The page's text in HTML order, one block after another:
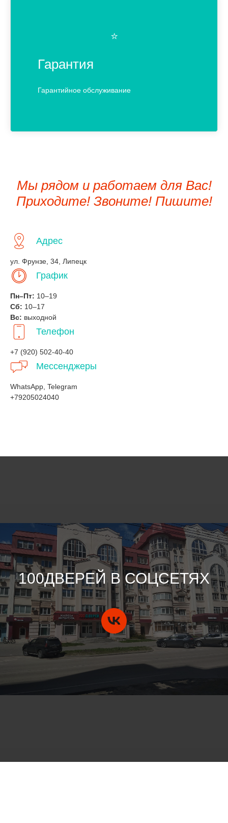
⭐️
Гарантия
Гарантийное обслуживание
Мы рядом и работаем для Вас!
Приходите! Звоните! Пишите!
Адрес
ул. Фрунзе, 34, Липецк
График
Пн–Пт: 10–19
Сб: 10–17
Вс: выходной
Телефон
+7 (920) 502-40-40
Мессенджеры
WhatsApp, Telegram
+79205024040
100ДВЕРЕЙ В СОЦСЕТЯХ